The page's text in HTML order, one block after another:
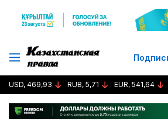
USD, 469,93 RUB, 5,71 EUR, 541,64